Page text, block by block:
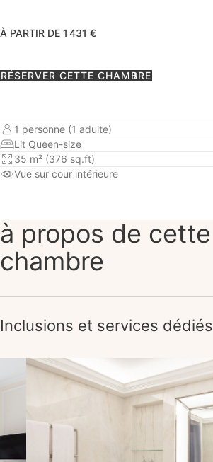
À PARTIR DE 1 431 €
RÉSERVER CETTE CHAMBRE
1 personne (1 adulte)
Lit Queen-size
35 m² (376 sq.ft)
Vue sur cour intérieure
à propos de cette
chambre
Inclusions et services dédiés